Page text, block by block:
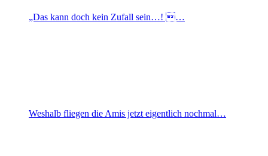
„Das kann doch kein Zufall sein…! …
Weshalb fliegen die Amis jetzt eigentlich nochmal…